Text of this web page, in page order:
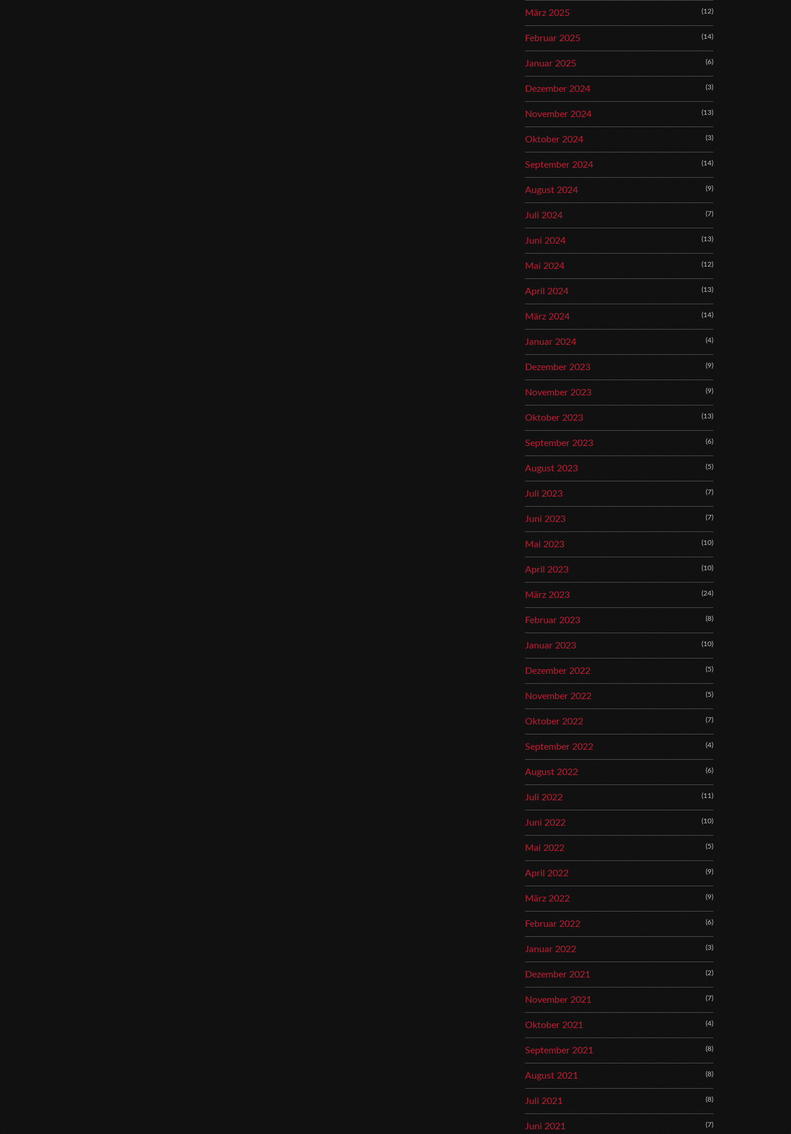
März 2025 (12)
Februar 2025 (14)
Januar 2025 (6)
Dezember 2024 (3)
November 2024 (13)
Oktober 2024 (3)
September 2024 (14)
August 2024 (9)
Juli 2024 (7)
Juni 2024 (13)
Mai 2024 (12)
April 2024 (13)
März 2024 (14)
Januar 2024 (4)
Dezember 2023 (9)
November 2023 (9)
Oktober 2023 (13)
September 2023 (6)
August 2023 (5)
Juli 2023 (7)
Juni 2023 (7)
Mai 2023 (10)
April 2023 (10)
März 2023 (24)
Februar 2023 (8)
Januar 2023 (10)
Dezember 2022 (5)
November 2022 (5)
Oktober 2022 (7)
September 2022 (4)
August 2022 (6)
Juli 2022 (11)
Juni 2022 (10)
Mai 2022 (5)
April 2022 (9)
März 2022 (9)
Februar 2022 (6)
Januar 2022 (3)
Dezember 2021 (2)
November 2021 (7)
Oktober 2021 (4)
September 2021 (8)
August 2021 (8)
Juli 2021 (8)
Juni 2021 (7)